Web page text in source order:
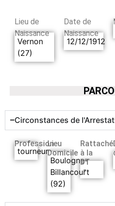
Lieu de
Naissance
Vernon
(27)
Date de
Naissance
12/12/1912
Circonstances de
Profession
tourneur
Lieu
Domicile
Boulogne-
Billancourt
(92)
Rattaché
à la
DT
-